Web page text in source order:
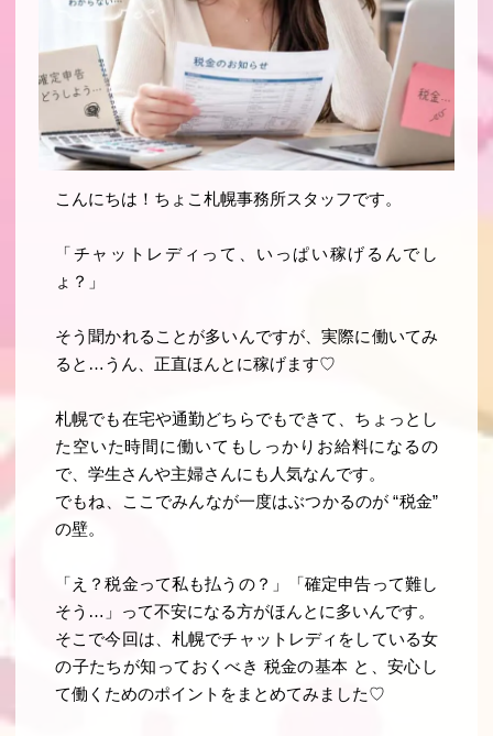
こんにちは！ちょこ札幌事務所スタッフです。
「チャットレディって、いっぱい稼げるんでし
ょ？」
そう聞かれることが多いんですが、実際に働いてみ
ると…うん、正直ほんとに稼げます♡
札幌でも在宅や通勤どちらでもできて、ちょっとし
た空いた時間に働いてもしっかりお給料になるの
で、学生さんや主婦さんにも人気なんです。
でもね、ここでみんなが一度はぶつかるのが“税金”
の壁。
「え？税金って私も払うの？」「確定申告って難し
そう…」って不安になる方がほんとに多いんです。
そこで今回は、札幌でチャットレディをしている女
の子たちが知っておくべき 税金の基本 と、安心し
て働くためのポイントをまとめてみました♡